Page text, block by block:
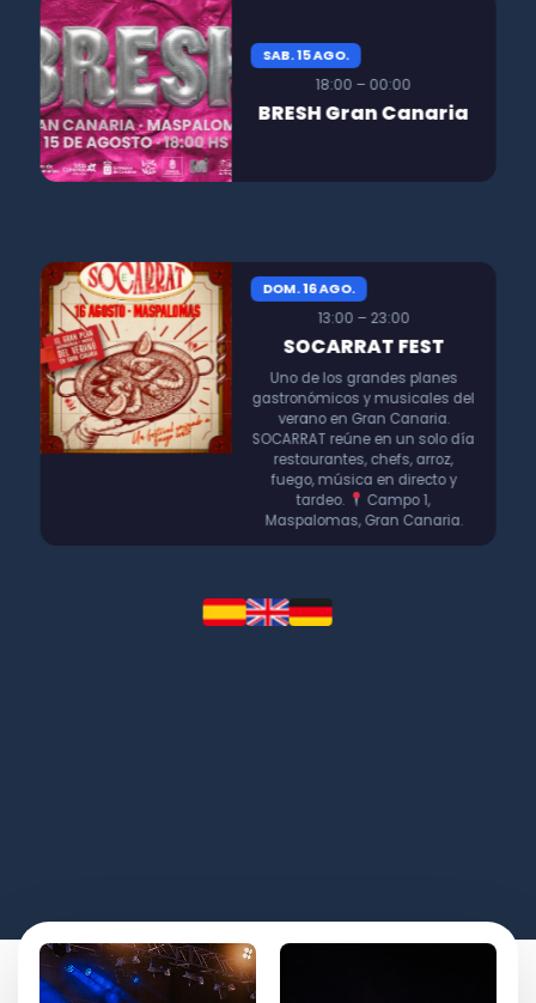
SAB. 15 AGO.
18:00 – 00:00
BRESH Gran Canaria
DOM. 16 AGO.
13:00 – 23:00
SOCARRAT FEST
Uno de los grandes planes
gastronómicos y musicales del
verano en Gran Canaria.
SOCARRAT reúne en un solo día
restaurantes, chefs, arroz,
fuego, música en directo y
tardeo.
Campo 1,
Maspalomas, Gran Canaria.